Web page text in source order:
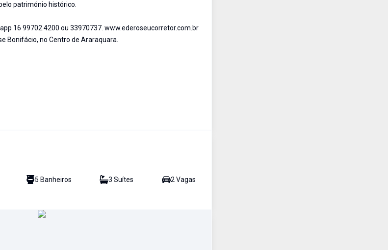
património histórico.
16 99702.4200 ou 33970737. www.ederoseucorretor.com.br
Bonifácio, no Centro de Araraquara.
5 Banheiros 3 Suítes 2 Vagas